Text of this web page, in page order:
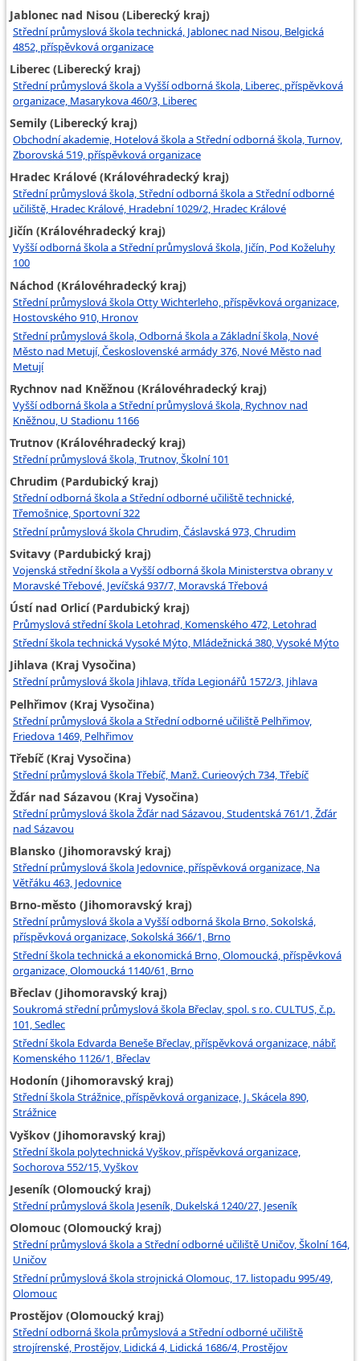
Jablonec nad Nisou (Liberecký kraj)
Střední průmyslová škola technická, Jablonec nad Nisou, Belgická
4852, příspěvková organizace
Liberec (Liberecký kraj)
Střední průmyslová škola a Vyšší odborná škola, Liberec, příspěvková
organizace, Masarykova 460/3, Liberec
Semily (Liberecký kraj)
Obchodní akademie, Hotelová škola a Střední odborná škola, Turnov,
Zborovská 519, příspěvková organizace
Hradec Králové (Královéhradecký kraj)
Střední průmyslová škola, Střední odborná škola a Střední odborné
učiliště, Hradec Králové, Hradební 1029/2, Hradec Králové
Jičín (Královéhradecký kraj)
Vyšší odborná škola a Střední průmyslová škola, Jičín, Pod Koželuhy
100
Náchod (Královéhradecký kraj)
Střední průmyslová škola Otty Wichterleho, příspěvková organizace,
Hostovského 910, Hronov
Střední průmyslová škola, Odborná škola a Základní škola, Nové
Město nad Metují, Československé armády 376, Nové Město nad
Metují
Rychnov nad Kněžnou (Královéhradecký kraj)
Vyšší odborná škola a Střední průmyslová škola, Rychnov nad
Kněžnou, U Stadionu 1166
Trutnov (Královéhradecký kraj)
Střední průmyslová škola, Trutnov, Školní 101
Chrudim (Pardubický kraj)
Střední odborná škola a Střední odborné učiliště technické,
Třemošnice, Sportovní 322
Střední průmyslová škola Chrudim, Čáslavská 973, Chrudim
Svitavy (Pardubický kraj)
Vojenská střední škola a Vyšší odborná škola Ministerstva obrany v
Moravské Třebové, Jevíčská 937/7, Moravská Třebová
Ústí nad Orlicí (Pardubický kraj)
Průmyslová střední škola Letohrad, Komenského 472, Letohrad
Střední škola technická Vysoké Mýto, Mládežnická 380, Vysoké Mýto
Jihlava (Kraj Vysočina)
Střední průmyslová škola Jihlava, třída Legionářů 1572/3, Jihlava
Pelhřimov (Kraj Vysočina)
Střední průmyslová škola a Střední odborné učiliště Pelhřimov,
Friedova 1469, Pelhřimov
Třebíč (Kraj Vysočina)
Střední průmyslová škola Třebíč, Manž. Curieových 734, Třebíč
Žďár nad Sázavou (Kraj Vysočina)
Střední průmyslová škola Žďár nad Sázavou, Studentská 761/1, Žďár
nad Sázavou
Blansko (Jihomoravský kraj)
Střední průmyslová škola Jedovnice, příspěvková organizace, Na
Větřáku 463, Jedovnice
Brno-město (Jihomoravský kraj)
Střední průmyslová škola a Vyšší odborná škola Brno, Sokolská,
příspěvková organizace, Sokolská 366/1, Brno
Střední škola technická a ekonomická Brno, Olomoucká, příspěvková
organizace, Olomoucká 1140/61, Brno
Břeclav (Jihomoravský kraj)
Soukromá střední průmyslová škola Břeclav, spol. s r.o. CULTUS, č.p.
101, Sedlec
Střední škola Edvarda Beneše Břeclav, příspěvková organizace, nábř.
Komenského 1126/1, Břeclav
Hodonín (Jihomoravský kraj)
Střední škola Strážnice, příspěvková organizace, J. Skácela 890,
Strážnice
Vyškov (Jihomoravský kraj)
Střední škola polytechnická Vyškov, příspěvková organizace,
Sochorova 552/15, Vyškov
Jeseník (Olomoucký kraj)
Střední průmyslová škola Jeseník, Dukelská 1240/27, Jeseník
Olomouc (Olomoucký kraj)
Střední průmyslová škola a Střední odborné učiliště Uničov, Školní 164,
Uničov
Střední průmyslová škola strojnická Olomouc, 17. listopadu 995/49,
Olomouc
Prostějov (Olomoucký kraj)
Střední odborná škola průmyslová a Střední odborné učiliště
strojírenské, Prostějov, Lidická 4, Lidická 1686/4, Prostějov